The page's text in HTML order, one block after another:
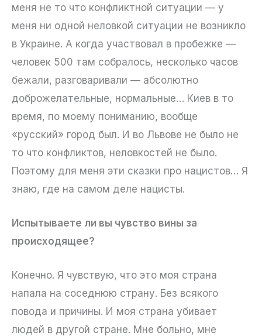
меня не то что конфликтной ситуации — у
меня ни одной неловкой ситуации не возникло
в Украине. А когда участвовал в пробежке —
человек 500 там собралось, несколько часов
бежали, разговаривали — абсолютно
доброжелательные, нормальные… Киев в то
время, по моему пониманию, вообще
«русский» город был. И во Львове не было не
то что конфликтов, неловкостей не было.
Поэтому для меня эти сказки про нацистов… Я
знаю, где на самом деле нацисты.
Испытываете ли вы чувство вины за
происходящее?
Конечно. Я чувствую, что это моя страна
напала на соседнюю страну. Без всякого
повода и причины. И моя страна убивает
людей в другой стране. Мне больно, мне